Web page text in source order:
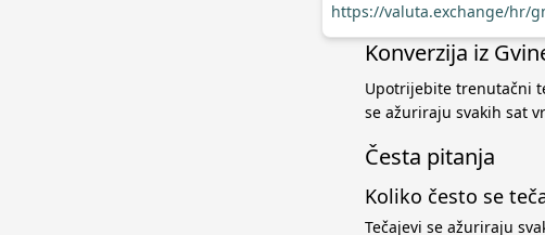
https://valuta.exchange/hr/
Konverzija iz
Upotrijebite trenutačni
se ažuriraju svakih sat
Česta pitanja
Koliko često se
Tečajevi se ažuriraju